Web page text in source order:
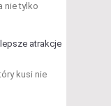
nie tylko
atrakcje
kusi nie